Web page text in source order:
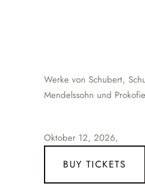
Werke von Schubert,
Mendelssohn und
Oktober 12, 2026,
BUY TICKETS